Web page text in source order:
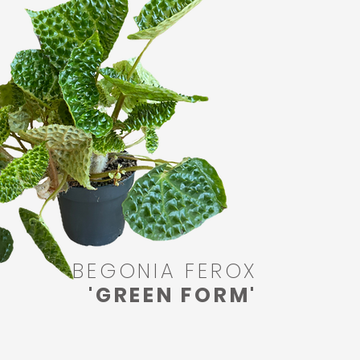
BEGONIA FEROX
'GREEN FORM'